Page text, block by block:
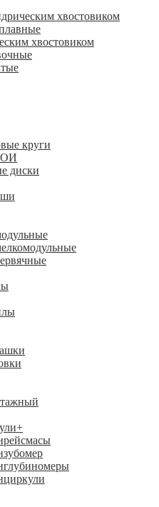
хвостовиком
хвостовиком
круги
диски
+